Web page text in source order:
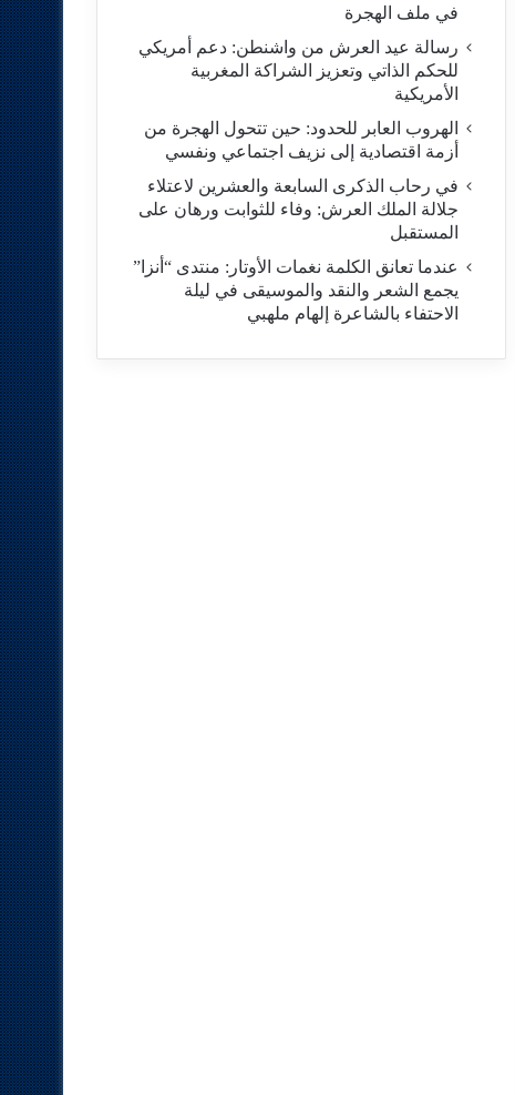
في ملف الهجرة
رسالة عيد العرش من واشنطن: دعم أمريكي
للحكم الذاتي وتعزيز الشراكة المغربية
الأمريكية
​الهروب العابر للحدود: حين تتحول الهجرة من
أزمة اقتصادية إلى نزيف اجتماعي ونفسي
في رحاب الذكرى السابعة والعشرين لاعتلاء
جلالة الملك العرش: وفاء للثوابت ورهان على
المستقبل
​عندما تعانق الكلمة نغمات الأوتار: منتدى “أنزا”
يجمع الشعر والنقد والموسيقى في ليلة
الاحتفاء بالشاعرة إلهام ملهبي